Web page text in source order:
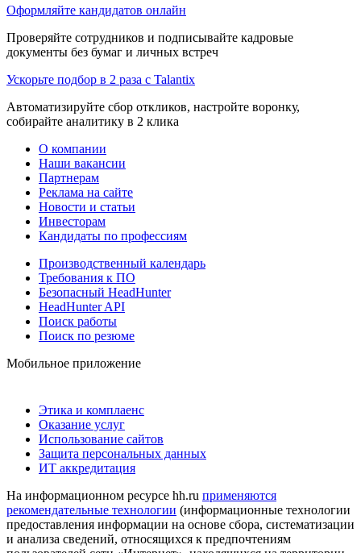
Оформляйте кандидатов онлайн
Проверяйте сотрудников и подписывайте кадровые
документы без бумаг и личных встреч
Ускорьте подбор в 2 раза с Talantix
Автоматизируйте сбор откликов, настройте воронку,
собирайте аналитику в 2 клика
О компании
Наши вакансии
Партнерам
Реклама на сайте
Новости и статьи
Инвесторам
Кандидаты по профессиям
Производственный календарь
Требования к ПО
Безопасный HeadHunter
HeadHunter API
Поиск работы
Поиск по резюме
Мобильное приложение
Этика и комплаенс
Оказание услуг
Использование сайтов
Защита персональных данных
ИТ аккредитация
На информационном ресурсе hh.ru применяются
рекомендательные технологии (информационные технологии
предоставления информации на основе сбора, систематизации
и анализа сведений, относящихся к предпочтениям